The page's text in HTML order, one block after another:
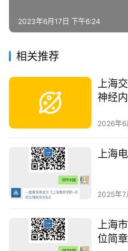
2023年6月17日 下午6:24
相关推荐
上海
神经
2026年6
上海
2025年7
上海
位简章